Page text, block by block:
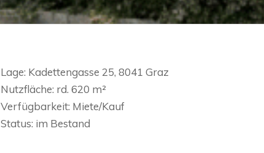
Lage: Kadettengasse 25, 8041 Graz
Nutzfläche: rd. 620 m²
Verfügbarkeit: Miete/Kauf
Status: im Bestand